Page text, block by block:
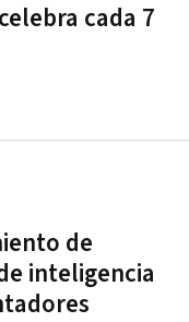
cada 7
de
inteligencia